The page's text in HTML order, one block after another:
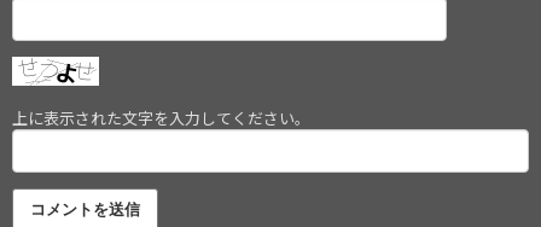
上に表示された文字を入力してください。